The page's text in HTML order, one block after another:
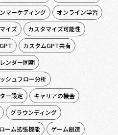
マーケティング
オンライン学習
イズ
カスタマイズ可能性
カスタムGPT共有
ンダー同期
シュフロー分析
ー設定
キャリアの機会
グラウンディング
ーム拡張機能 ゲーム創造